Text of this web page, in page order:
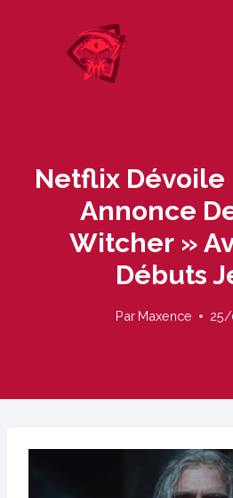
Netflix Dévoile
Annonce
Witcher »
Débuts
Par Maxence